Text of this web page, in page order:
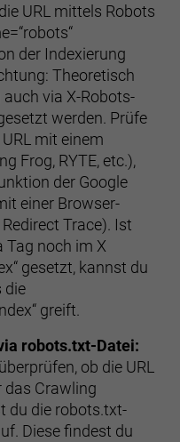
URL mittels Robots
der Indexierung
Theoretisch
via X-Robots-
werden. Prüfe
mit einem
Frog, RYTE, etc.),
der Google
einer Browser-
Trace). Ist
Tag noch im X
gesetzt, kannst du
die
greift.
robots.txt-Datei:
ob die URL
Crawling
du die robots.txt-
Diese findest du